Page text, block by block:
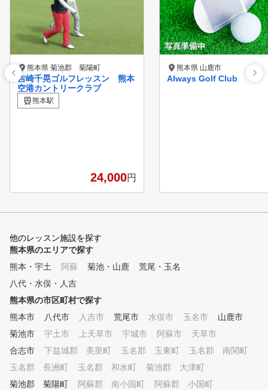
熊本県 菊池郡 菊陽町
吉崎千晃ゴルフレッスン 熊本
空港カントリークラブ
熊本駅
24,000円
熊本県 山鹿市
Always Golf Club
他のレッスン施設を探す
熊本県のエリアで探す
熊本・宇土
阿蘇 菊池・山鹿
荒尾・玉名
八代・水俣・人吉
熊本県の市区町村で探す
熊本市
八代市 人吉市 荒尾市 水俣市 玉名市
山鹿市
菊池市
宇土市 上天草市 宇城市 阿蘇市
天草市
合志市
下益城郡 美里町 玉名郡 玉東町
玉名郡 南関町
玉名郡 長洲町
玉名郡 和水町
菊池郡 大津町
菊池郡 菊陽町
阿蘇郡 南小国町
阿蘇郡 小国町